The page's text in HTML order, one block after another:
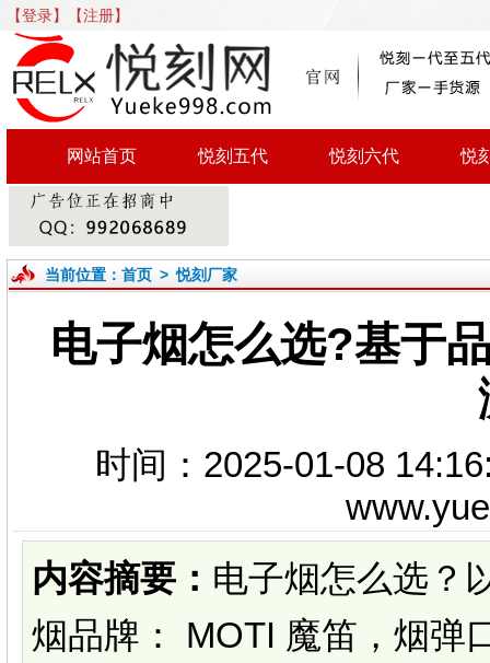
【登录】 【注册】
网站首页 悦刻五代 悦刻六代 悦
当前位置： 首页>悦刻厂家
电子烟怎么选?基于
时间：2025-01-08
内容摘要： 电子烟怎么选？
烟品牌： MOTI 魔笛，烟弹